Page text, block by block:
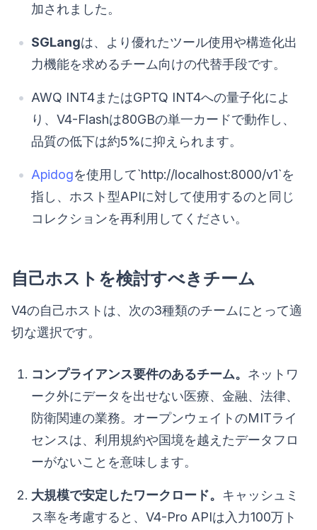
加されました。
SGLangは、より優れたツール使用や構造化出
力機能を求めるチーム向けの代替手段です。
AWQ INT4またはGPTQ INT4への量子化によ
り、V4-Flashは80GBの単一カードで動作し、
品質の低下は約5%に抑えられます。
Apidogを使用して`http://localhost:8000/v1`を
指し、ホスト型APIに対して使用するのと同じ
コレクションを再利用してください。
自己ホストを検討すべきチーム
V4の自己ホストは、次の3種類のチームにとって適
切な選択です。
コンプライアンス要件のあるチーム。 ネットワ
ーク外にデータを出せない医療、金融、法律、
防衛関連の業務。オープンウェイトのMITライ
センスは、利用規約や国境を越えたデータフロ
ーがないことを意味します。
大規模で安定したワークロード。 キャッシュミ
ス率を考慮すると、V4-Pro APIは入力100万ト